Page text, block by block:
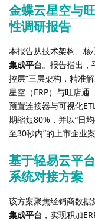
金蝶云星空与
性调研报告
本报告从技术架构、
集成平台。报告指出，
控层”三层架构，精准
星空（ERP）与旺店通
预置连接器与可视化
期缩短80%，并以“日
至30秒内”的上市企业
基于轻易云平
系统对接方案
该方案聚焦经销商数据
集成平台 ，实现积加